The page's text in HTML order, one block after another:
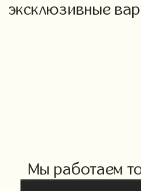
эксклюзивные
Мы работаем